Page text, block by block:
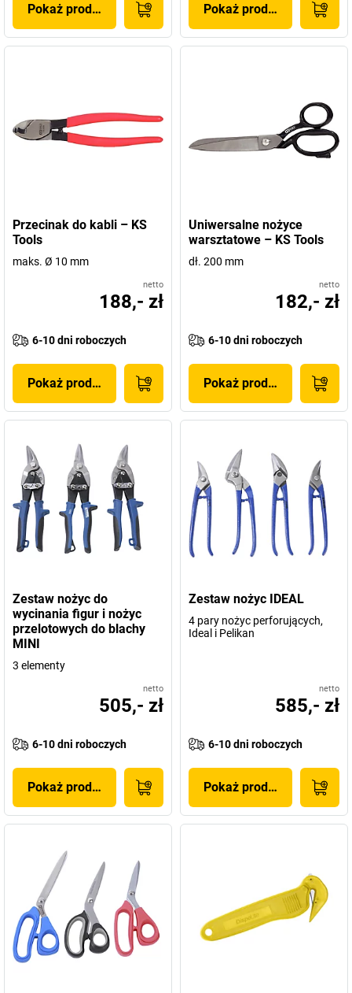
Pokaż produkt Pokaż produkt
Przecinak do kabli – KS
Tools
maks. Ø 10 mm
netto
188,- zł
6-10 dni roboczych
Pokaż produkt
Uniwersalne nożyce
warsztatowe – KS Tools
dł. 200 mm
netto
182,- zł
6-10 dni roboczych
Pokaż produkt
Zestaw nożyc do
wycinania figur i nożyc
przelotowych do blachy
MINI
3 elementy
netto
505,- zł
6-10 dni roboczych
Pokaż produkt
Zestaw nożyc IDEAL
4 pary nożyc perforujących,
Ideal i Pelikan
netto
585,- zł
6-10 dni roboczych
Pokaż produkt